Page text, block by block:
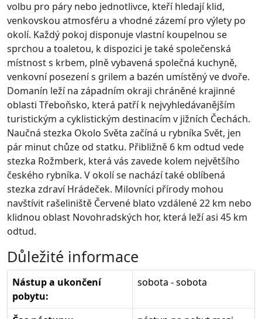
volbu pro páry nebo jednotlivce, kteří hledají klid,
venkovskou atmosféru a vhodné zázemí pro výlety po
okolí. Každý pokoj disponuje vlastní koupelnou se
sprchou a toaletou, k dispozici je také společenská
místnost s krbem, plně vybavená společná kuchyně,
venkovní posezení s grilem a bazén umístěný ve dvoře.
Domanín leží na západním okraji chráněné krajinné
oblasti Třeboňsko, která patří k nejvyhledávanějším
turistickým a cyklistickým destinacím v jižních Čechách.
Naučná stezka Okolo Světa začíná u rybníka Svět, jen
pár minut chůze od statku. Přibližně 6 km odtud vede
stezka Rožmberk, která vás zavede kolem největšího
českého rybníka. V okolí se nachází také oblíbená
stezka zdraví Hrádeček. Milovníci přírody mohou
navštívit rašeliniště Červené blato vzdálené 22 km nebo
klidnou oblast Novohradských hor, která leží asi 45 km
odtud.
Důležité informace
Nástup a ukončení
pobytu:
sobota - sobota